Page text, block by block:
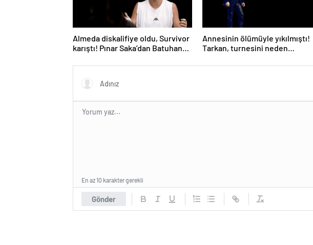
Almeda diskalifiye oldu, Survivor
karıştı! Pınar Saka’dan Batuhan
Annesinin ölümüyle yıkılmıştı!
Tarkan, turnesini neden
açıkladı
Gönder
En az 10 karakter gerekli